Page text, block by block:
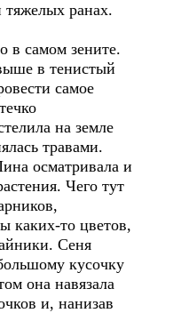
тяжелых ранах.
в самом зените.
в тенистый
самое
на земле
травами.
осматривала и
Чего тут
каких-то цветов,
Сеня
кусочку
она навязала
и, нанизав